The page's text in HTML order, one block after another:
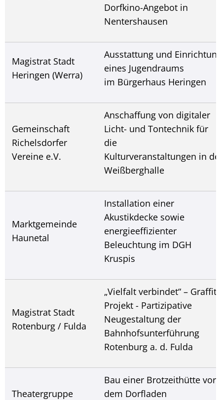
Dorfkino-Angebot in
Nentershausen
Magistrat Stadt
Heringen (Werra)
Ausstattung und
eines Jugendraums
im Bürgerhaus Heringen
Gemeinschaft
Richelsdorfer
Vereine e.V.
Anschaffung von digitaler
Licht- und Tontechnik für
die
Kulturveranstaltungen in
Weißberghalle
Marktgemeinde
Haunetal
Installation einer
Akustikdecke sowie
energieeffizienter
Beleuchtung im DGH
Kruspis
Magistrat Stadt
Rotenburg / Fulda
„Vielfalt verbindet“ –
Projekt - Partizipative
Neugestaltung der
Bahnhofsunterführung
Rotenburg a. d. Fulda
Theatergruppe
Bau einer Brotzeithütte vor
dem Dorfladen